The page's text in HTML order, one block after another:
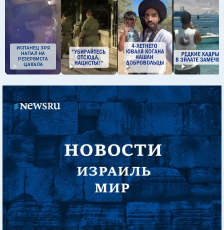
ИСПАНЕЦ ЗРЯ
НАПАЛ НА
РЕЗЕРВИСТА
ЦАХАЛА